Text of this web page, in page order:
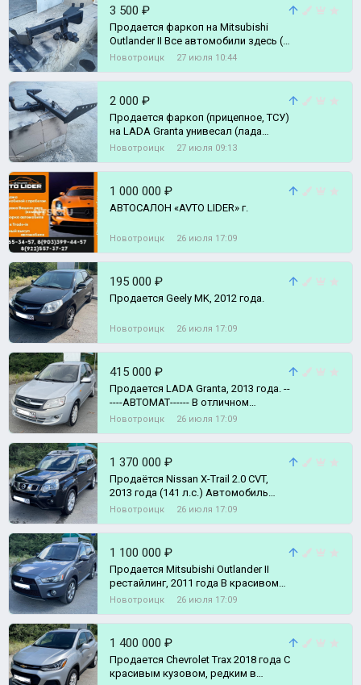
3 500 ₽
Продается фаркоп на Mitsubishi
Outlander II Все автомобили здесь (
vk.ru/avto_lider_56 )
Новотроицк 27 июля 10:44
2 000 ₽
Продается фаркоп (прицепное, ТСУ)
на LADA Granta унивесал (лада
гранта) на LADA Kalina универсал
Новотроицк 27 июля 09:13
1 000 000 ₽
АВТОСАЛОН «AVTO LIDER» г.
Новотроицк 26 июля 17:09
195 000 ₽
Продается Geely MK, 2012 года.
Новотроицк 26 июля 17:09
415 000 ₽
Продается LADA Granta, 2013 года. --
----АВТОМАТ------ В отличном
техническом состоянии.
Новотроицк 26 июля 17:09
1 370 000 ₽
Прoдаётся Nissan X-Trail 2.0 CVT,
2013 года (141 л.c.) Автомобиль
полностью обслужен и готов к эксп
Новотроицк 26 июля 17:09
1 100 000 ₽
Продается Mitsubishi Outlander II
рестайлинг, 2011 года В красивом
цвете Двигатель 2.0 литра (147
Новотроицк 26 июля 17:09
1 400 000 ₽
Продается Сhevrolеt Тrах 2018 года С
кpaсивым кузoвoм, pедким в